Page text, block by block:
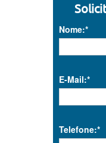
Nome:*
E-Mail:*
Telefone:*